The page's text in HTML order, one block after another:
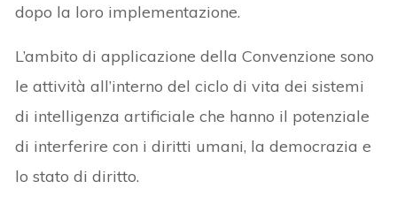
dopo la loro implementazione.
L’ambito di applicazione della Convenzione sono
le attività all’interno del ciclo di vita dei sistemi
di intelligenza artificiale che hanno il potenziale
di interferire con i diritti umani, la democrazia e
lo stato di diritto.